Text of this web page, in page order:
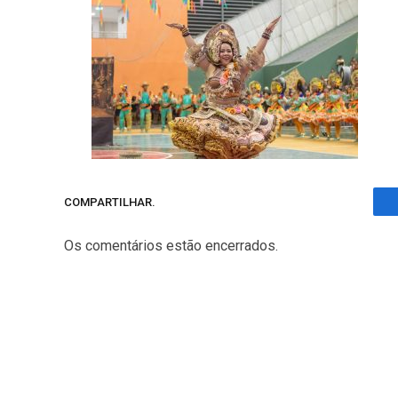
COMPARTILHAR.
Os comentários estão encerrados.